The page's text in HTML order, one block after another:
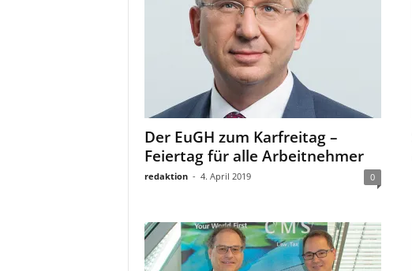
Der EuGH zum Karfreitag –
Feiertag für alle Arbeitnehmer
redaktion - 4. April 2019 0